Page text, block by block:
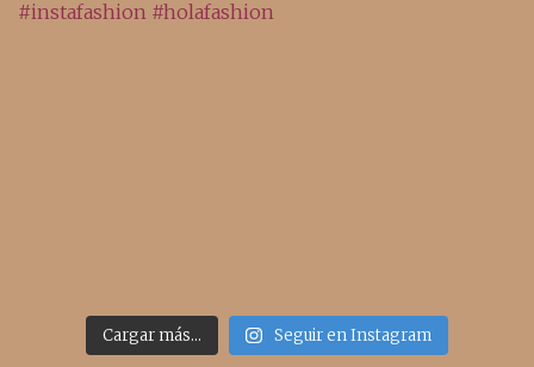
Cargar más... Seguir en Instagram